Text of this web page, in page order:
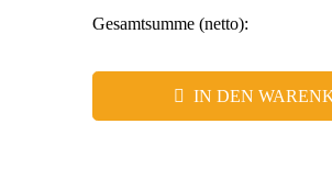
Gesamtsumme (netto):
IN DEN